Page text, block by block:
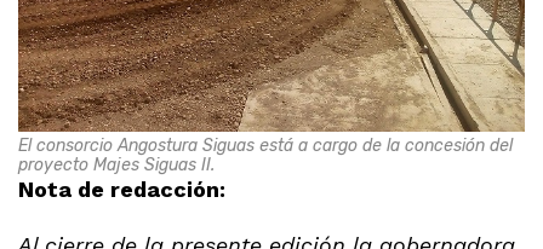
El consorcio Angostura Siguas está a cargo de la concesión del
proyecto Majes Siguas II.
Nota de redacción: